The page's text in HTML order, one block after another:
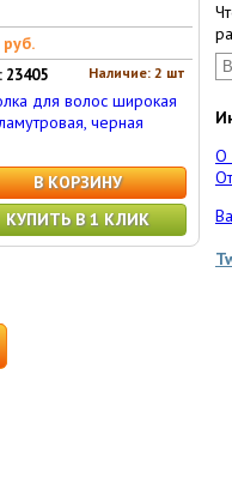
Наличие: 2 шт
23405
для волос широкая
черная
В КОРЗИНУ
КУПИТЬ В 1 КЛИК
О